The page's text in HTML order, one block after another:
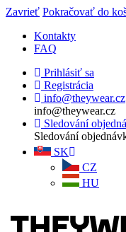
Zavrieť Pokračovať do
Kontakty
FAQ
Prihlásiť sa
Registrácia
info@theywear.cz
info@theywear.cz
Sledování
Sledování
SK
CZ
HU